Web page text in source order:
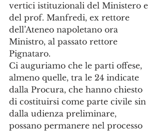
vertici istituzionali del Ministero e
del prof. Manfredi, ex rettore
dell’Ateneo napoletano ora
Ministro, al passato rettore
Pignataro.
Ci auguriamo che le parti offese,
almeno quelle, tra le 24 indicate
dalla Procura, che hanno chiesto
di costituirsi come parte civile sin
dalla udienza preliminare,
possano permanere nel processo